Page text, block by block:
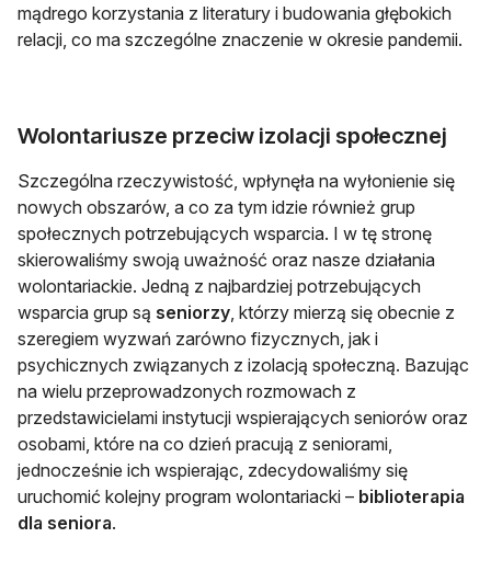
mądrego korzystania z literatury i budowania głębokich
relacji, co ma szczególne znaczenie w okresie pandemii.
Wolontariusze przeciw izolacji społecznej
Szczególna rzeczywistość, wpłynęła na wyłonienie się
nowych obszarów, a co za tym idzie również grup
społecznych potrzebujących wsparcia. I w tę stronę
skierowaliśmy swoją uważność oraz nasze działania
wolontariackie. Jedną z najbardziej potrzebujących
wsparcia grup są seniorzy, którzy mierzą się obecnie z
szeregiem wyzwań zarówno fizycznych, jak i
psychicznych związanych z izolacją społeczną. Bazując
na wielu przeprowadzonych rozmowach z
przedstawicielami instytucji wspierających seniorów oraz
osobami, które na co dzień pracują z seniorami,
jednocześnie ich wspierając, zdecydowaliśmy się
uruchomić kolejny program wolontariacki – biblioterapia
dla seniora.